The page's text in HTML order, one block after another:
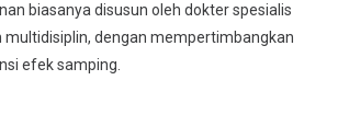
biasanya disusun oleh dokter spesialis
multidisiplin, dengan mempertimbangkan
efek samping.